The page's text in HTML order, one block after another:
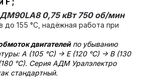
0,75 кВт 750 об/мин
до 155 °C, надёжная работа при
двигателейпо убыванию
A (105 °C) → E (120 °C) → B (130
°C). Серия АДМ Уралэлектро
стандартный.